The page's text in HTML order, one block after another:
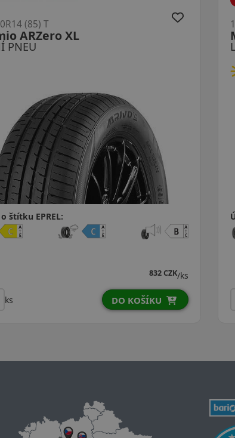
LETNÍ PNEU
ES31 Ecowing
165/70R14 (81) T
Údaje o štítku EPREL:
889 CZK
DO KOŠÍKU